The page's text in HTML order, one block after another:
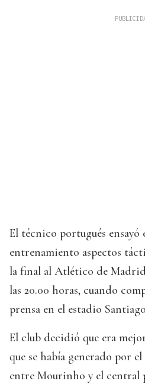
El técnico portugués ensayó
entrenamiento aspectos
la final al Atlético de
las 20.00 horas, cuando
prensa en el estadio
El club decidió que era
que se había generado por
entre Mourinho y el central